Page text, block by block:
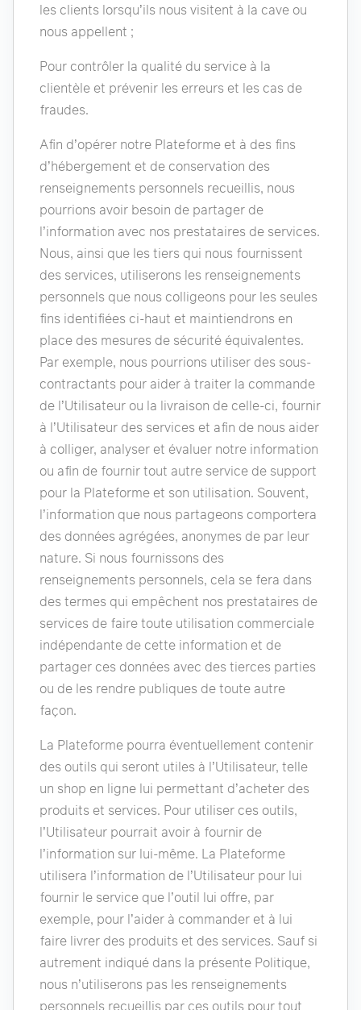
les clients lorsqu’ils nous visitent à la cave ou
nous appellent ;
Pour contrôler la qualité du service à la
clientèle et prévenir les erreurs et les cas de
fraudes.
Afin d’opérer notre Plateforme et à des fins
d’hébergement et de conservation des
renseignements personnels recueillis, nous
pourrions avoir besoin de partager de
l’information avec nos prestataires de services.
Nous, ainsi que les tiers qui nous fournissent
des services, utiliserons les renseignements
personnels que nous colligeons pour les seules
fins identifiées ci-haut et maintiendrons en
place des mesures de sécurité équivalentes.
Par exemple, nous pourrions utiliser des sous-
contractants pour aider à traiter la commande
de l’Utilisateur ou la livraison de celle-ci, fournir
à l’Utilisateur des services et afin de nous aider
à colliger, analyser et évaluer notre information
ou afin de fournir tout autre service de support
pour la Plateforme et son utilisation. Souvent,
l’information que nous partageons comportera
des données agrégées, anonymes de par leur
nature. Si nous fournissons des
renseignements personnels, cela se fera dans
des termes qui empêchent nos prestataires de
services de faire toute utilisation commerciale
indépendante de cette information et de
partager ces données avec des tierces parties
ou de les rendre publiques de toute autre
façon.
La Plateforme pourra éventuellement contenir
des outils qui seront utiles à l’Utilisateur, telle
un shop en ligne lui permettant d’acheter des
produits et services. Pour utiliser ces outils,
l’Utilisateur pourrait avoir à fournir de
l’information sur lui-même. La Plateforme
utilisera l’information de l’Utilisateur pour lui
fournir le service que l’outil lui offre, par
exemple, pour l’aider à commander et à lui
faire livrer des produits et des services. Sauf si
autrement indiqué dans la présente Politique,
nous n’utiliserons pas les renseignements
personnels recueillis par ces outils pour tout